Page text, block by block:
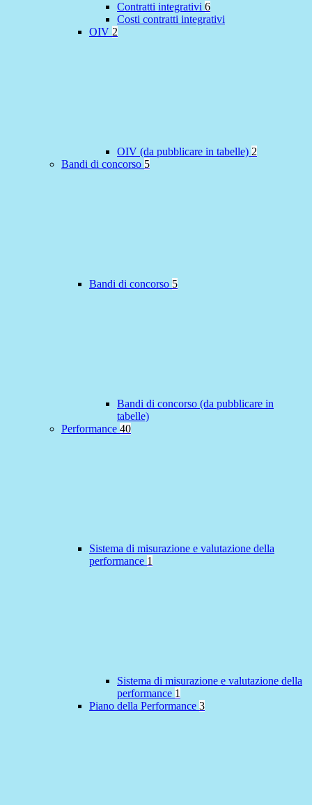
Contratti integrativi 6
Costi contratti integrativi
OIV 2
OIV (da pubblicare in tabelle) 2
Bandi di concorso 5
Bandi di concorso 5
Bandi di concorso (da pubblicare in
tabelle)
Performance 40
Sistema di misurazione e valutazione della
performance 1
Sistema di misurazione e valutazione della
performance 1
Piano della Performance 3